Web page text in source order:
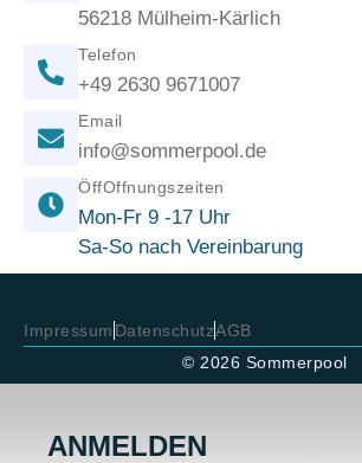
56218 Mülheim-Kärlich
Telefon
+49 2630 9671007
Email
info@sommerpool.de
ÖffOffnungszeiten
Mon-Fr 9 -17 Uhr
Sa-So nach Vereinbarung
Impressum DatenschutzAGB
© 2026 Sommerpool
ANMELDEN